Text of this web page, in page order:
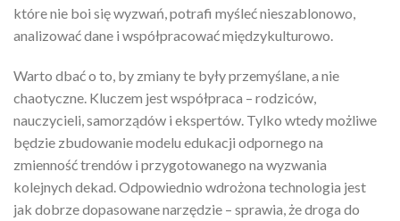
które nie boi się wyzwań, potrafi myśleć nieszablonowo,
analizować dane i współpracować międzykulturowo.
Warto dbać o to, by zmiany te były przemyślane, a nie
chaotyczne. Kluczem jest współpraca – rodziców,
nauczycieli, samorządów i ekspertów. Tylko wtedy możliwe
będzie zbudowanie modelu edukacji odpornego na
zmienność trendów i przygotowanego na wyzwania
kolejnych dekad. Odpowiednio wdrożona technologia jest
jak dobrze dopasowane narzędzie – sprawia, że droga do